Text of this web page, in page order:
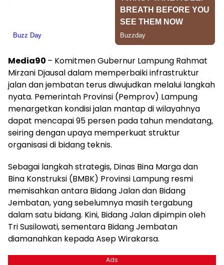
Media90 – Komitmen Gubernur Lampung Rahmat
Mirzani Djausal dalam memperbaiki infrastruktur
jalan dan jembatan terus diwujudkan melalui langkah
nyata. Pemerintah Provinsi (Pemprov) Lampung
menargetkan kondisi jalan mantap di wilayahnya
dapat mencapai 95 persen pada tahun mendatang,
seiring dengan upaya memperkuat struktur
organisasi di bidang teknis.
Sebagai langkah strategis, Dinas Bina Marga dan
Bina Konstruksi (BMBK) Provinsi Lampung resmi
memisahkan antara Bidang Jalan dan Bidang
Jembatan, yang sebelumnya masih tergabung
dalam satu bidang. Kini, Bidang Jalan dipimpin oleh
Tri Susilowati, sementara Bidang Jembatan
diamanahkan kepada Asep Wirakarsa.
Ads